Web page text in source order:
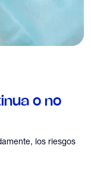
o no
los riesgos